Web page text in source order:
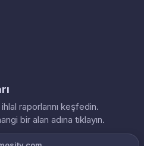
raporlarını keşfedin.
bir alan adına tıklayın.